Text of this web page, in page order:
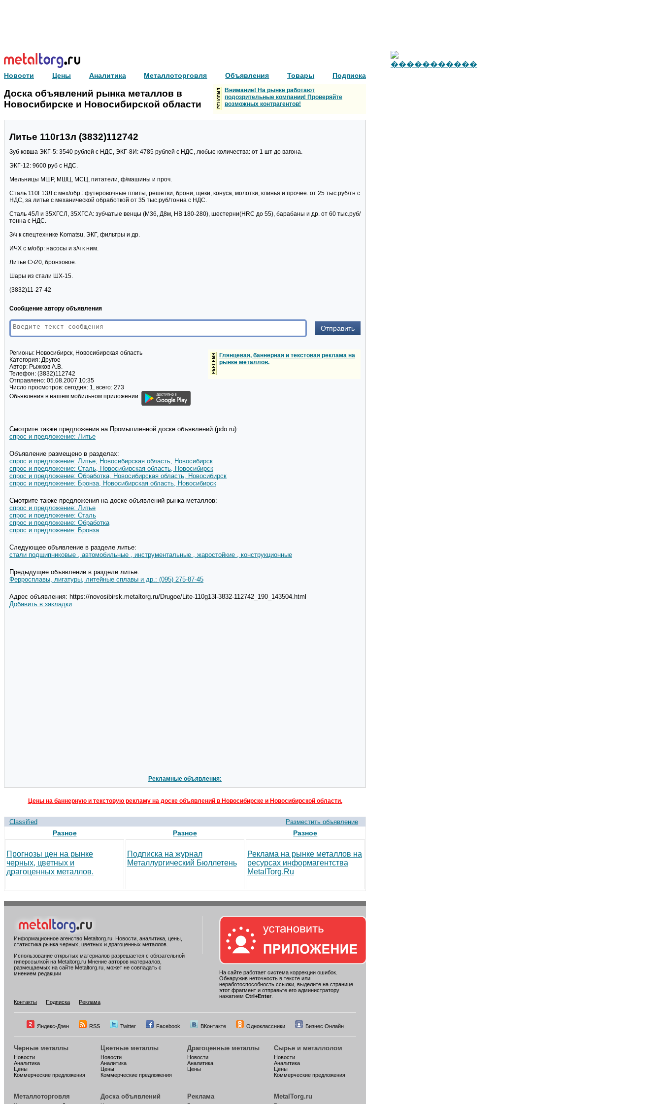
Новости Цены Аналитика Металлоторговля Объявления Товары Подписка
Доска объявлений рынка металлов в
Новосибирске и Новосибирской области
Внимание! На рынке работают
подозрительные компании! Проверяйте
возможных контрагентов!
Литье 110г13л (3832)112742
Зуб ковша ЭКГ-5: 3540 рублей с НДС, ЭКГ-8И: 4785 рублей с НДС, любые количества: от 1 шт до вагона.
ЭКГ-12: 9600 руб с НДС.
Мельницы МШР, МШЦ, МСЦ, питатели, ф/машины и проч.
Сталь 110Г13Л с мех/обр.: футеровочные плиты, решетки, брони, щеки, конуса, молотки, клинья и прочее. от 25 тыс.руб/тн с
НДС, за литье с механической обработкой от 35 тыс.руб/тонна с НДС.
Сталь 45Л и 35ХГСЛ, 35ХГСА: зубчатые венцы (М36, Д8м, HB 180-280), шестерни(HRC до 55), барабаны и др. от 60 тыс.руб/
тонна с НДС.
З/ч к спецтехнике Komatsu, ЭКГ, фильтры и др.
ИЧХ с м/обр: насосы и з/ч к ним.
Литье Сч20, бронзовое.
Шары из стали ШХ-15.
(3832)11-27-42
Сообщение автору объявления
Регионы: Новосибирск, Новосибирская область
Категория: Другое
Автор: Рыжков А.В.
Телефон: (3832)112742
Отправлено: 05.08.2007 10:35
Число просмотров: сегодня: 1, всего: 273
Обьявления в нашем мобильном приложении:
Глянцевая, баннерная и текстовая реклама на
рынке металлов.
Смотрите также предложения на Промышленной доске объявлений (pdo.ru):
спрос и предложение: Литье
Объявление размещено в разделах:
спрос и предложение: Литье, Новосибирская область, Новосибирск
спрос и предложение: Сталь, Новосибирская область, Новосибирск
спрос и предложение: Обработка, Новосибирская область, Новосибирск
спрос и предложение: Бронза, Новосибирская область, Новосибирск
Смотрите также предложения на доске объявлений рынка металлов:
спрос и предложение: Литье
спрос и предложение: Сталь
спрос и предложение: Обработка
спрос и предложение: Бронза
Следующее объявление в разделе литье:
стали подшипниковые , автомобильные , инструментальные , жаростойкие , конструкционные
Предыдущее объявление в разделе литье:
Ферросплавы, лигатуры, литейные сплавы и др.: (095) 275-87-45
Адрес объявления: https://novosibirsk.metaltorg.ru/Drugoe/Lite-110g13l-3832-112742_190_143504.html
Добавить в закладки
Рекламные объявления:
Цены на баннерную и текстовую рекламу на доске объявлений в Новосибирске и Новосибирской области.
Classified Разместить объявление
Разное
Прогнозы цен на рынке
черных, цветных и
драгоценных металлов.
Разное
Подписка на журнал
Металлургический Бюллетень
Разное
Реклама на рынке металлов на
ресурсах информагентства
MetalTorg.Ru
Информационное агенство Metaltorg.ru. Новости, аналитика, цены,
статистика рынка черных, цветных и драгоценных металлов.
Использование открытых материалов разрешается с обязательной
гиперссылкой на Metaltorg.ru Мнение авторов материалов,
размещаемых на сайте Metaltorg.ru, может не совпадать с
мнением редакции
На сайте работает система коррекции ошибок.
Обнаружив неточность в тексте или
неработоспособность ссылки, выделите на странице
этот фрагмент и отправьте его администратору
нажатием Ctrl+Enter
Контакты
Подписка Реклама
Яндекс-Дзен RSS Twitter Facebook ВКонтакте Одноклассники Бизнес Онлайн
Черные металлы
Новости
Аналитика
Цены
Коммерческие предложения
Цветные металлы
Новости
Аналитика
Цены
Коммерческие предложения
Драгоценные металлы
Новости
Аналитика
Цены
Сырье и металлолом
Новости
Аналитика
Цены
Коммерческие предложения
Металлоторговля Доска объявлений Реклама MetalTorg.ru